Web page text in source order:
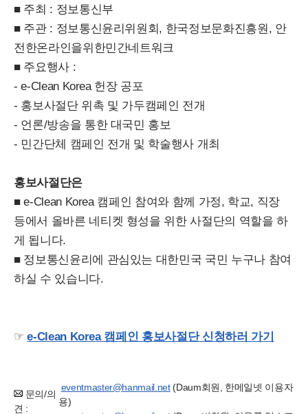
■ 주최 : 정보통신부
■ 주관 : 정보통신윤리위원회, 한국정보문화진흥원, 안
전한온라인을위한민간네트워크
■ 주요행사 :
- e-Clean Korea 헌장 공포
- 홍보사절단 위촉 및 가두캠페인 전개
- 언론/방송을 통한 대국민 홍보
- 민간단체 캠페인 전개 및 학술행사 개최
홍보사절단은
■ e-Clean Korea 캠페인 참여와 함께 가정, 학교, 직장
등에서 올바른 네티켓 형성을 위한 사절단의 역할을 하
게 됩니다.
■ 정보통신윤리에 관심있는 대한민국 국민 누구나 참여
하실 수 있습니다.
☞e-Clean Korea 캠페인 홍보사절단 신청하러 가기
문의/의
견 :
eventmaster@hanmail.net(Daum회원, 한메일넷 이용자
용)